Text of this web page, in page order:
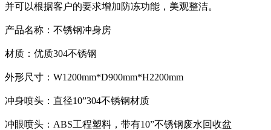
并可以根据客户的要求增加防冻功能，美观整洁。
产品名称：不锈钢冲身房
材质：优质304不锈钢
外形尺寸：W1200mm*D900mm*H2200mm
冲身喷头：直径10”304不锈钢材质
冲眼喷头：ABS工程塑料，带有10”不锈钢废水回收盆